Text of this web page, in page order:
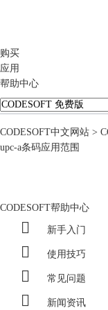
购买
应用
帮助中心
CODESOFT中文网站 >
upc-a条码应用范围
CODESOFT帮助中心
 新手入门
 使用技巧
 常见问题
 新闻资讯